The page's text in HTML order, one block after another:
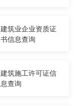
建筑业企业资质证
书信息查询
建筑施工许可证信
息查询